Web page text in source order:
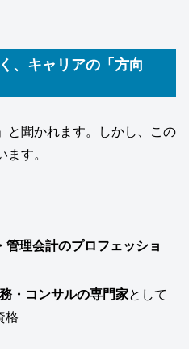
、キャリアの「方向
と聞かれます。しかし、この
す。
管理会計のプロフェッショ
・コンサルの専門家として
格